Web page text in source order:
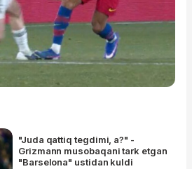
"Juda qattiq tegdimi, a?" -
Grizmann musobaqani tark etgan
"Barselona" ustidan kuldi